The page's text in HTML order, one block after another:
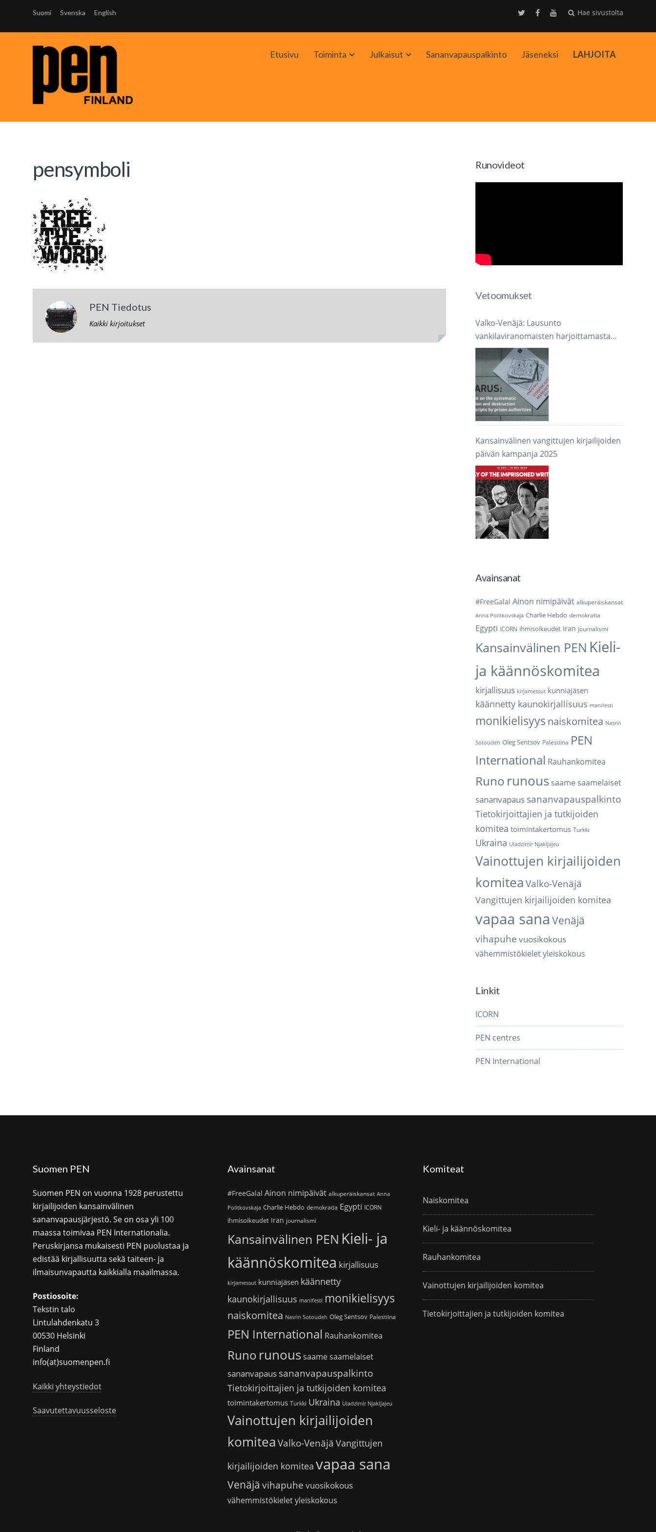
Suomi Svenska English Hae sivustolta
Etusivu Toiminta AvaaJulkaisut AvaaSananvapauspalkinto Jäseneksi LAHJOITA
pensymboli
PEN Tiedotus
Kaikki kirjoitukset
Runovideot
Vetoomukset
Valko-Venäjä: Lausunto
vankilaviranomaisten harjoittamasta
järjestelmällisestä käsikirjoitusten
takavarikoinnista ja tuhoamisesta
Kansainvälinen vangittujen kirjailijoiden
päivän kampanja 2025
Avainsanat
#FreeGalal Ainon nimipäivät alkuperäiskansat
Anna Politkovskaja Charlie Hebdo demokratia
Egypti ICORN ihmisoikeudet Iran journalismi
Kansainvälinen PEN Kieli-
ja käännöskomitea
kirjallisuus kirjamessut kunniajäsen
käännetty kaunokirjallisuus manifesti
monikielisyys naiskomitea Nasrin
Sotoudeh Oleg Sentsov Palestiina PEN
International Rauhankomitea
Runo runous saame saamelaiset
sananvapaus sananvapauspalkinto
Tietokirjoittajien ja tutkijoiden
komitea toimintakertomus Turkki
Ukraina Uladzimir Njakljajeu
Vainottujen kirjailijoiden
komitea Valko-Venäjä
Vangittujen kirjailijoiden komitea
vapaa sana Venäjä
vihapuhe vuosikokous
vähemmistökieletyleiskokous
Linkit
ICORN
PEN centres
PEN International
Suomen PEN
Suomen PEN on vuonna 1928 perustettu
kirjailijoiden kansainvälinen
sananvapausjärjestö. Se on osa yli 100
maassa toimivaa PEN Internationalia.
Peruskirjansa mukaisesti PEN puolustaa ja
edistää kirjallisuutta sekä taiteen- ja
ilmaisunvapautta kaikkialla maailmassa.
Postiosoite:
Tekstin talo
Lintulahdenkatu 3
00530 Helsinki
Finland
info(at)suomenpen.fi
Kaikki yhteystiedot
Saavutettavuusseloste
Avainsanat
#FreeGalal Ainon nimipäivät alkuperäiskansat Anna
Politkovskaja Charlie Hebdo demokratia Egypti ICORN
ihmisoikeudet Iran journalismi
Kansainvälinen PEN Kieli- ja
käännöskomitea kirjallisuus
kirjamessut kunniajäsen käännetty
kaunokirjallisuus manifesti monikielisyys
naiskomitea Nasrin Sotoudeh Oleg Sentsov Palestiina
PEN International Rauhankomitea
Runo runoussaamesaamelaiset
sananvapaus sananvapauspalkinto
Tietokirjoittajien ja tutkijoiden komitea
toimintakertomus Turkki Ukraina Uladzimir Njakljajeu
Vainottujen kirjailijoiden
komitea Valko-Venäjä Vangittujen
kirjailijoiden komitea vapaa sana
Venäjä vihapuhe vuosikokous
vähemmistökieletyleiskokous
Komiteat
Naiskomitea
Kieli- ja käännöskomitea
Rauhankomitea
Vainottujen kirjailijoiden komitea
Tietokirjoittajien ja tutkijoiden komitea